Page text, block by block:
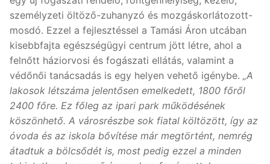
személyzeti öltöző-zuhanyzó és mozgáskorlátozott-
mosdó. Ezzel a fejlesztéssel a Tamási Áron utcában
kisebbfajta egészségügyi centrum jött létre, ahol a
felnőtt háziorvosi és fogászati ellátás, valamint a
védőnői tanácsadás is egy helyen vehető igénybe. „A
lakosok létszáma jelentősen emelkedett, 1800 főről
2400 főre. Ez főleg az ipari park működésének
köszönhető. A városrészbe sok fiatal költözött, így az
óvoda és az iskola bővítése már megtörtént, nemrég
átadtuk a bölcsődét is, most pedig ezzel a minden